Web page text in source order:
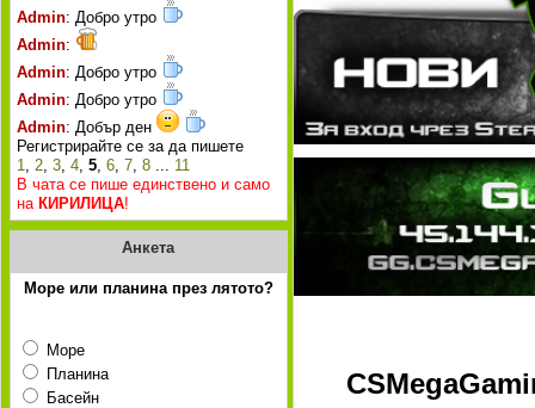
Admin: Добро утро
Admin:
Admin: Добро утро
Admin: Добро утро
Admin: Добър ден
Регистрирайте се за да пишете
1, 2, 3, 4, 5, 6, 7, 8 ... 11
В чата се пише единствено и само
на КИРИЛИЦА!
Анкета
Море или планина през лятото?
Море
Планина
Басейн